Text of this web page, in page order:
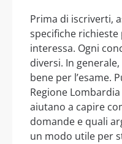
Prima di iscriverti,
specifiche
interessa. Ogni
diversi. In
bene per l’esame.
Regione
aiutano a capire
domande e quali
un modo utile per